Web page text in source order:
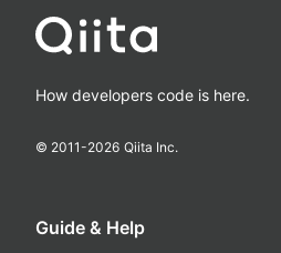
How developers code is here.
© 2011-2026 Qiita Inc.
Guide & Help